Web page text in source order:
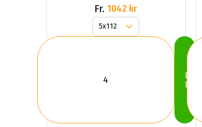
Fr. 1042 kr
Köp
Nu